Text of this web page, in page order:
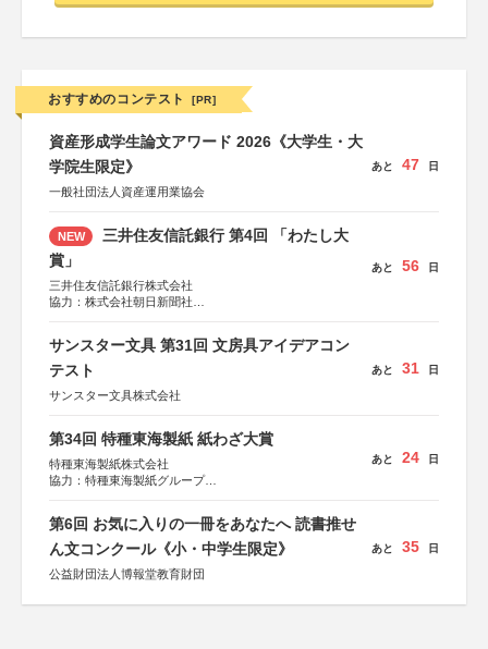
おすすめのコンテスト [PR]
資産形成学生論文アワード 2026《大学生・大
学院生限定》
一般社団法人資産運用業協会
あと 47 日
NEW
三井住友信託銀行 第4回 「わたし大
賞」
三井住友信託銀行株式会社
協力：株式会社朝日新聞社
あと 56 日
サンスター文具 第31回 文房具アイデアコン
テスト
サンスター文具株式会社
あと 31 日
第34回 特種東海製紙 紙わざ大賞
特種東海製紙株式会社
協力：特種東海製紙グループ
あと 24 日
第6回 お気に入りの一冊をあなたへ 読書推せ
ん文コンクール《小・中学生限定》
公益財団法人博報堂教育財団
あと 35 日